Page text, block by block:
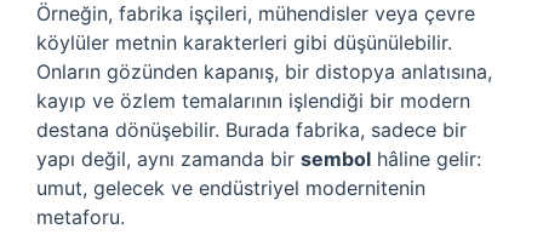
Örneğin, fabrika işçileri, mühendisler veya çevre
köylüler metnin karakterleri gibi düşünülebilir.
Onların gözünden kapanış, bir distopya anlatısına,
kayıp ve özlem temalarının işlendiği bir modern
destana dönüşebilir. Burada fabrika, sadece bir
yapı değil, aynı zamanda bir sembol hâline gelir:
umut, gelecek ve endüstriyel modernitenin
metaforu.